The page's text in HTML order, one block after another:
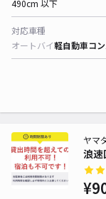
490cm 以下
対応車種
オートバイ軽自動車コ
浪速
ヤマ